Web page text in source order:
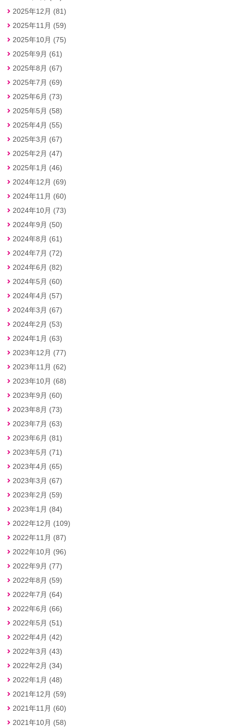
2025年12月 (81)
2025年11月 (59)
2025年10月 (75)
2025年9月 (61)
2025年8月 (67)
2025年7月 (69)
2025年6月 (73)
2025年5月 (58)
2025年4月 (55)
2025年3月 (67)
2025年2月 (47)
2025年1月 (46)
2024年12月 (69)
2024年11月 (60)
2024年10月 (73)
2024年9月 (50)
2024年8月 (61)
2024年7月 (72)
2024年6月 (82)
2024年5月 (60)
2024年4月 (57)
2024年3月 (67)
2024年2月 (53)
2024年1月 (63)
2023年12月 (77)
2023年11月 (62)
2023年10月 (68)
2023年9月 (60)
2023年8月 (73)
2023年7月 (63)
2023年6月 (81)
2023年5月 (71)
2023年4月 (65)
2023年3月 (67)
2023年2月 (59)
2023年1月 (84)
2022年12月 (109)
2022年11月 (87)
2022年10月 (96)
2022年9月 (77)
2022年8月 (59)
2022年7月 (64)
2022年6月 (66)
2022年5月 (51)
2022年4月 (42)
2022年3月 (43)
2022年2月 (34)
2022年1月 (48)
2021年12月 (59)
2021年11月 (60)
2021年10月 (58)